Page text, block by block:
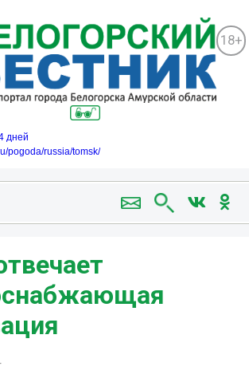
18+
дней
pogoda/russia/tomsk/